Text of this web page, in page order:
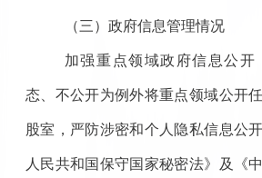
（三）政府信息管理情况
加强重点领域政府信息公开
态、不公开为例外将重点领域公开
股室，严防涉密和个人隐私信息公
人民共和国保守国家秘密法》及《